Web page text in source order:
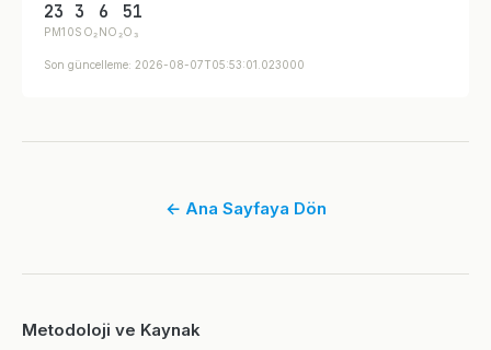
23
PM10
3
SO₂
6
NO₂
51
O₃
Son güncelleme: 2026-08-07T05:53:01.023000
← Ana Sayfaya Dön
Metodoloji ve Kaynak